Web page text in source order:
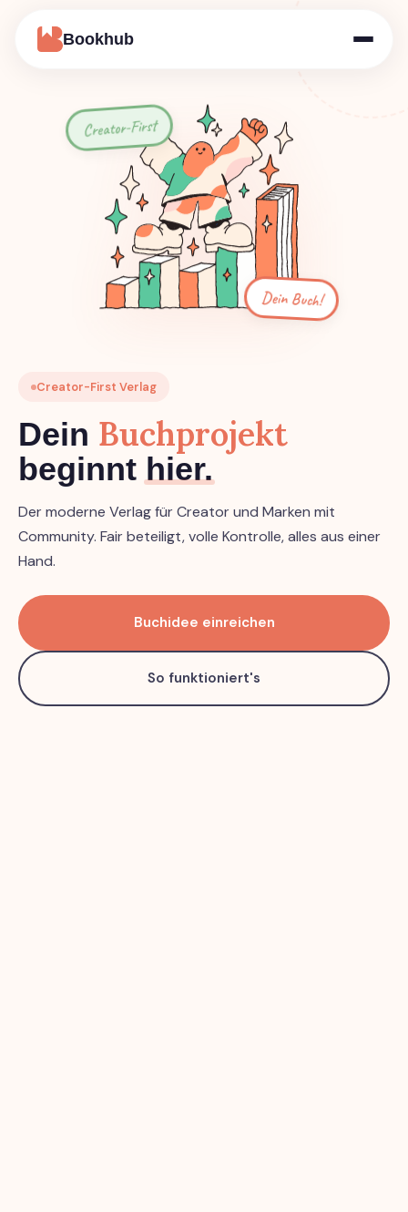
Bookhub
Dein Buch!
Creator-First
Creator-First Verlag
Dein Buchprojekt
beginnthier.
Der moderne Verlag für Creator und Marken mit
Community. Fair beteiligt, volle Kontrolle, alles aus einer
Hand.
Buchidee einreichen
So funktioniert's